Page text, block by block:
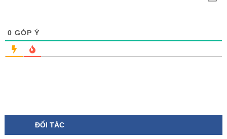
0 GÓP Ý
ĐỐI TÁC